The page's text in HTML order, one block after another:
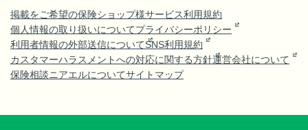
掲載をご希望の保険ショップ様サービス利用規約
個人情報の取り扱いについてプライバシーポリシー
利用者情報の外部送信についてSNS利用規約
カスタマーハラスメントへの対応に関する方針運営会社について
保険相談ニアエルについてサイトマップ